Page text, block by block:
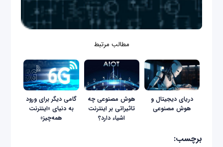
مطالب مرتبط
دریای دیجیتال و
هوش مصنوعی
هوش مصنوعی چه
تاثیراتی بر اینترنت
اشیاء دارد؟
گامی دیگر برای ورود
به دنیای «اینترنت
همه‌چیز»
برچسب: